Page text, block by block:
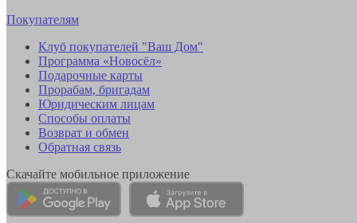
Покупателям
Клуб покупателей "Ваш Дом"
Программа «Новосёл»
Подарочные карты
Прорабам, бригадам
Юридическим лицам
Способы оплаты
Возврат и обмен
Обратная связь
Скачайте мобильное приложение